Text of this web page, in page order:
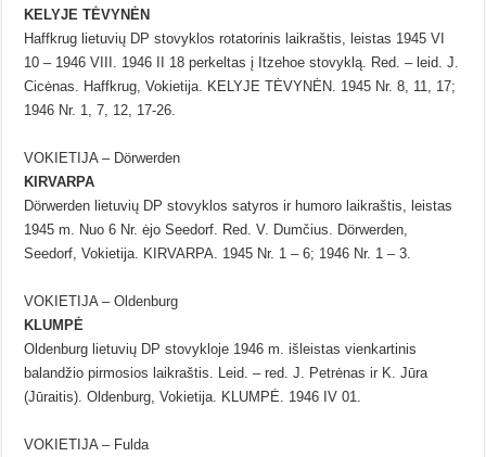
KELYJE TĖVYNĖN
Haffkrug lietuvių DP stovyklos rotatorinis laikraštis, leistas 1945 VI
10 – 1946 VIII. 1946 II 18 perkeltas į Itzehoe stovyklą. Red. – leid. J.
Cicėnas. Haffkrug, Vokietija. KELYJE TĖVYNĖN. 1945 Nr. 8, 11, 17;
1946 Nr. 1, 7, 12, 17-26.
VOKIETIJA – Dörwerden
KIRVARPA
Dörwerden lietuvių DP stovyklos satyros ir humoro laikraštis, leistas
1945 m. Nuo 6 Nr. ėjo Seedorf. Red. V. Dumčius. Dörwerden,
Seedorf, Vokietija. KIRVARPA. 1945 Nr. 1 – 6; 1946 Nr. 1 – 3.
VOKIETIJA – Oldenburg
KLUMPĖ
Oldenburg lietuvių DP stovykloje 1946 m. išleistas vienkartinis
balandžio pirmosios laikraštis. Leid. – red. J. Petrėnas ir K. Jūra
(Jūraitis). Oldenburg, Vokietija. KLUMPĖ. 1946 IV 01.
VOKIETIJA – Fulda